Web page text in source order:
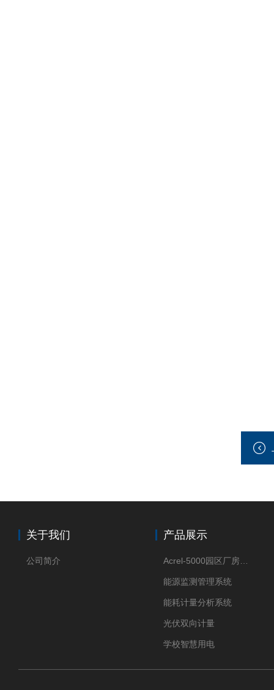
关于我们
公司简介
产品展示
能源监测管理系统
能耗计量分析系统
光伏双向计量
学校智慧用电